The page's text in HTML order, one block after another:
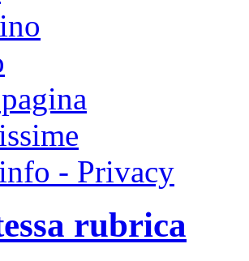
- Privacy
rubrica